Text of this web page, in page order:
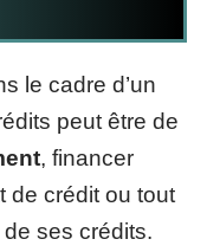
le cadre d’un
peut être de
, financer
de crédit ou tout
ses crédits.